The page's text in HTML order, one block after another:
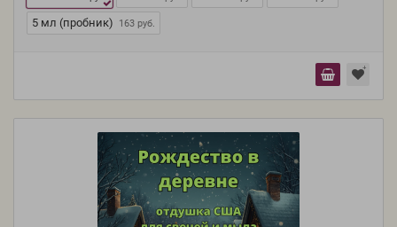
5 мл (пробник) 163 руб.